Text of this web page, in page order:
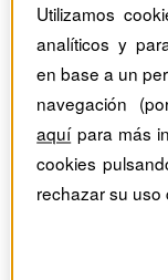
Dossieres
Revistas
Utilizamos
analíticos y
en base a un
navegación
aquípara más
cookies
rechazar su